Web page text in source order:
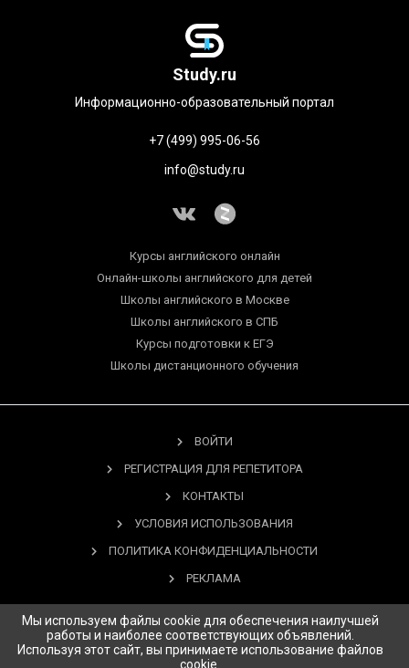
Study.ru
Информационно-образовательный портал
+7 (499) 995-06-56
info@study.ru
Курсы английского онлайн
Онлайн-школы английского для детей
Школы английского в Москве
Школы английского в СПБ
Курсы подготовки к ЕГЭ
Школы дистанционного обучения
ВОЙТИ
РЕГИСТРАЦИЯ ДЛЯ РЕПЕТИТОРА
КОНТАКТЫ
УСЛОВИЯ ИСПОЛЬЗОВАНИЯ
ПОЛИТИКА КОНФИДЕНЦИАЛЬНОСТИ
РЕКЛАМА
Copyright © 2026 Study.ru Все права защищены.
Мы используем файлы cookie для обеспечения наилучшей
работы и наиболее соответствующих объявлений.
Используя этот сайт, вы принимаете использование файлов
cookie.